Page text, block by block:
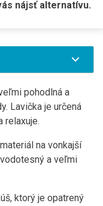
nájsť alternatívu.
pohodlná a
Lavička je určená
relaxuje.
na vonkajší
a veľmi
ktorý je opatrený